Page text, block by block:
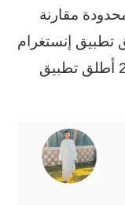
مع مزايا محدودة مقارنة
وفي يونيو 2014 أطلق تطبيق إنستغرام
لنظام فاير أو أس، وفي أكتوبر 2016 أطلق تطبيق